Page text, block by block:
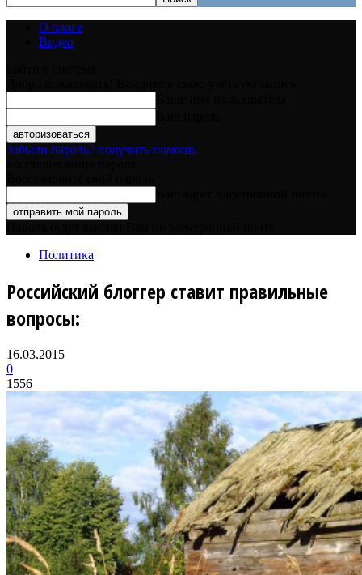
О блоге
Видео
Забыли пароль? получить помощь
Политика
Российский блоггер ставит правильные
вопросы:
16.03.2015
0
1556